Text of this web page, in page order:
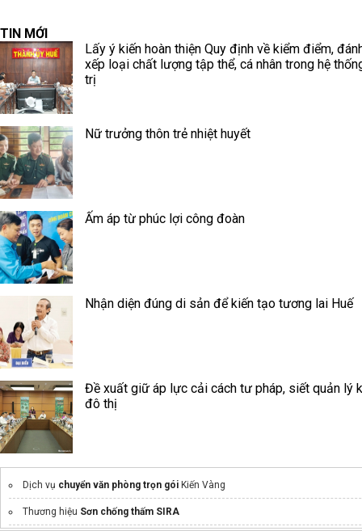
TIN MỚI
Lấy ý kiến hoàn thiện Quy định về kiểm điểm,
xếp loại chất lượng tập thể, cá nhân trong hệ
trị
Nữ trưởng thôn trẻ nhiệt huyết
Ấm áp từ phúc lợi công đoàn
Nhận diện đúng di sản để kiến tạo tương lai Huế
Đề xuất giữ áp lực cải cách tư pháp, siết quản lý
đô thị
Dịch vụ chuyển văn phòng trọn gói Kiến Vàng
Thương hiệu Sơn chống thấm SIRA